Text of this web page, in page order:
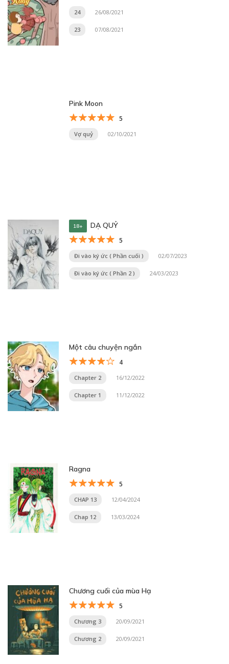
24 26/08/2021
23 07/08/2021
Pink Moon
5
Vợ quỷ 02/10/2021
18+ DẠ QUỶ
5
Đi vào ký ức ( Phần cuối ) 02/07/2023
Đi vào ký ức ( Phần 2 ) 24/03/2023
Một câu chuyện ngắn
4
Chapter 2 16/12/2022
Chapter 1 11/12/2022
Ragna
5
CHAP 13 12/04/2024
Chap 12 13/03/2024
Chương cuối của mùa Hạ
5
Chương 3 20/09/2021
Chương 2 20/09/2021